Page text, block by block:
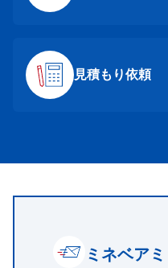
見積もり依頼
ミネベアミ